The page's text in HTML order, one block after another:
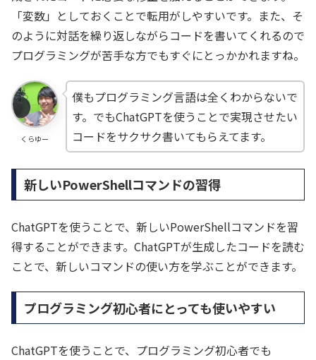
「変数」としておくことで転用がしやすいです。また、そ
のように対話を繰り返しながらコードを書いてくれるので
プログラミングが苦手な方でもすぐにとっかかれますね。
くらゆー
僕もプログラミング言語は全くわからないで
す。でもChatGPTを使うことで実現させたい
コードをサクサク書いてもらえてます。
新しいPowerShellコマンドの習得
ChatGPTを使うことで、新しいPowerShellコマンドを習
得することができます。ChatGPTが生成したコードを読む
ことで、新しいコマンドの使い方を学ぶことができます。
プログラミング初心者にとっても使いやすい
ChatGPTを使うことで、プログラミング初心者でも